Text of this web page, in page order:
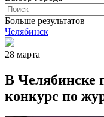
Больше результатов
Челябинск
28 марта
В Челябинске
конкурс по